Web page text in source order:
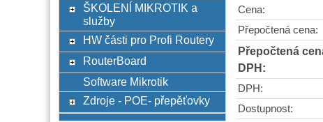
Cena:
Přepočtená cena:
Přepočtená
DPH:
DPH:
Dostupnost:
ŠKOLENÍ MIKROTIK a
služby
HW části pro Profi Routery
RouterBoard
Software Mikrotik
Zdroje - POE- přepěťovky